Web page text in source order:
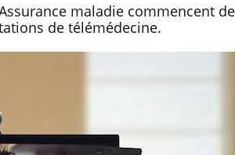
maladie commencent
de télémédecine.